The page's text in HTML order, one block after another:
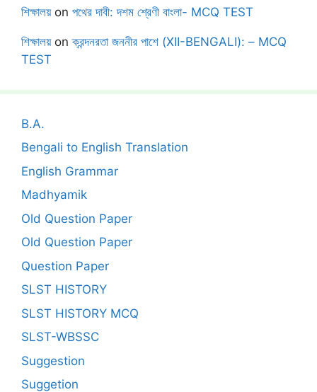
শিক্ষালয়on পথের দাবী: দশম শ্রেণী বাংলা- MCQ TEST
শিক্ষালয়onক্রন্দনরতা জননীর পাশে (XII-BENGALI): – MCQ
TEST
B.A.
Bengali to English Translation
English Grammar
Madhyamik
Old Question Paper
Old Question Paper
Question Paper
SLST HISTORY
SLST HISTORY MCQ
SLST-WBSSC
Suggestion
Suggetion